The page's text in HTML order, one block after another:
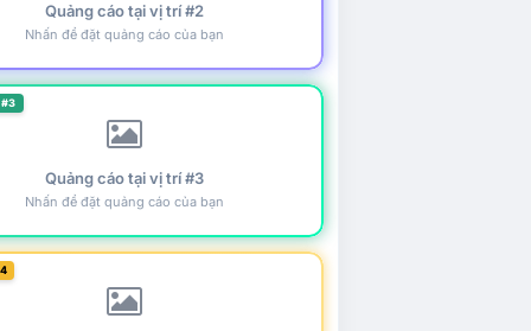
Quảng cáo tại vị trí #2
Nhấn để đặt quảng cáo của bạn
Quảng cáo tại vị trí #3
Nhấn để đặt quảng cáo của bạn